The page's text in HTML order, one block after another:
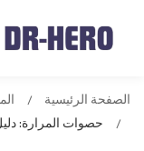
الصفحة الرئيسية
حصوات المرارة: